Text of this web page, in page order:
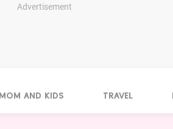
Advertisement
MOM AND KIDS TRAVEL